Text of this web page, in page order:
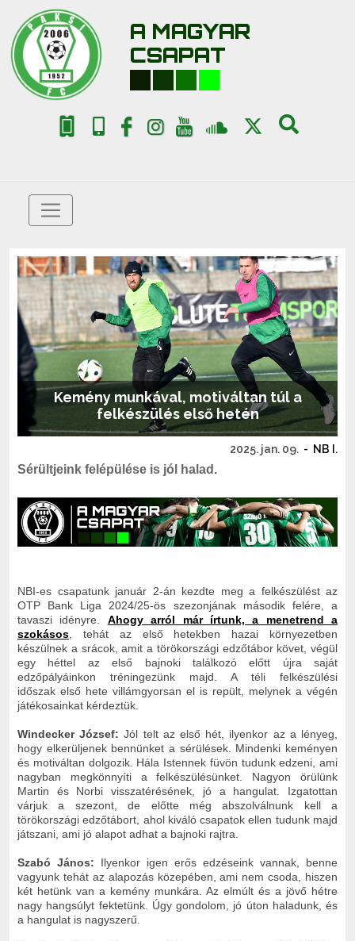
A MAGYAR
CSAPAT
Kemény munkával, motiváltan túl a
felkészülés első hetén
2025. jan. 09. - NB I.
Sérültjeink felépülése is jól halad.
NBI-es csapatunk január 2-án kezdte meg a felkészülést az
OTP Bank Liga 2024/25-ös szezonjának második felére, a
tavaszi idényre. Ahogy arról már írtunk, a menetrend a
szokásos, tehát az első hetekben hazai környezetben
készülnek a srácok, amit a törökországi edzőtábor követ, végül
egy héttel az első bajnoki találkozó előtt újra saját
edzőpályáinkon tréningezünk majd. A téli felkészülési
időszak első hete villámgyorsan el is repült, melynek a végén
játékosainkat kérdeztük.
Windecker József: Jól telt az első hét, ilyenkor az a lényeg,
hogy elkerüljenek bennünket a sérülések. Mindenki keményen
és motiváltan dolgozik. Hála Istennek füvön tudunk edzeni, ami
nagyban megkönnyíti a felkészülésünket. Nagyon örülünk
Martin és Norbi visszatérésének, jó a hangulat. Izgatottan
várjuk a szezont, de előtte még abszolválnunk kell a
törökországi edzőtábort, ahol kiváló csapatok ellen tudunk majd
játszani, ami jó alapot adhat a bajnoki rajtra.
Szabó János: Ilyenkor igen erős edzéseink vannak, benne
vagyunk tehát az alapozás közepében, ami nem csoda, hiszen
két hetünk van a kemény munkára. Az elmúlt és a jövő hétre
nagy hangsúlyt fektetünk. Úgy gondolom, jó úton haladunk, és
a hangulat is nagyszerű.